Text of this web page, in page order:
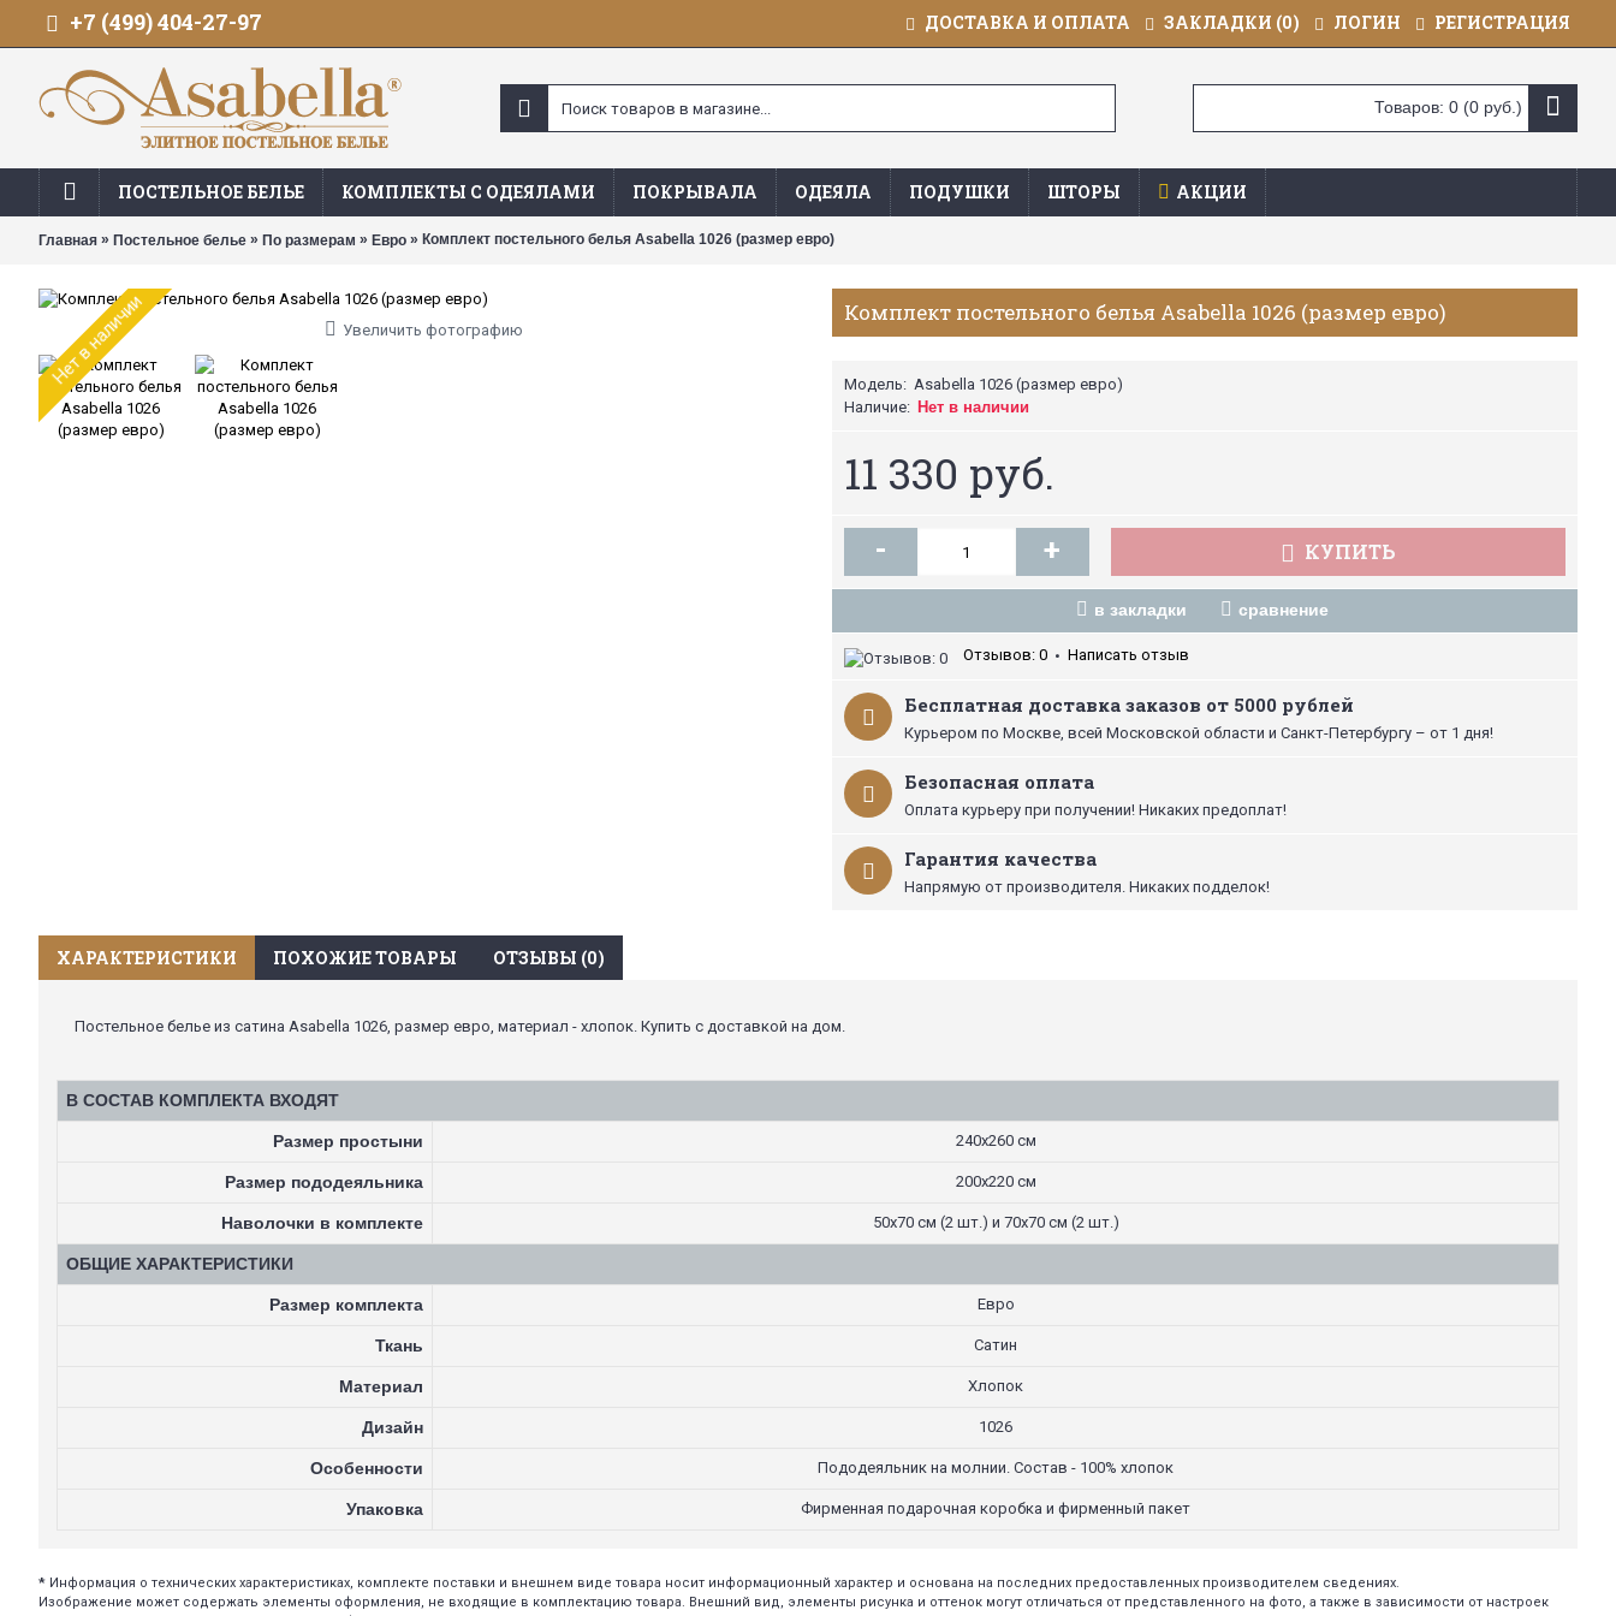
+7 (499) 404-27-97 ДОСТАВКА И ОПЛАТА ЗАКЛАДКИ (0) ЛОГИН РЕГИСТРАЦИЯ
Товаров: 0 (0 руб.)
ПОСТЕЛЬНОЕ БЕЛЬЕ КОМПЛЕКТЫ С ОДЕЯЛАМИ ПОКРЫВАЛА ОДЕЯЛА ПОДУШКИ ШТОРЫ АКЦИИ
Главная » Постельное белье » По размерам » Евро » Комплект постельного белья Asabella 1026 (размер евро)
Нет в наличии Увеличить фотографию
Комплект постельного белья Asabella 1026 (размер евро)
Модель: Asabella 1026 (размер евро)
Наличие: Нет в наличии
11 330 руб.
- + КУПИТЬ
в закладки сравнение
Отзывов: 0 • Написать отзыв
Бесплатная доставка заказов от 5000 рублей
Курьером по Москве, всей Московской области и Санкт-Петербургу – от 1 дня!
Безопасная оплата
Оплата курьеру при получении! Никаких предоплат!
Гарантия качества
Напрямую от производителя. Никаких подделок!
ХАРАКТЕРИСТИКИ ПОХОЖИЕ ТОВАРЫ ОТЗЫВЫ (0)
Постельное белье из сатина Asabella 1026, размер евро, материал - хлопок. Купить с доставкой на дом.
В СОСТАВ КОМПЛЕКТА ВХОДЯТ
Размер простыни 240х260 см
Размер пододеяльника 200х220 см
Наволочки в комплекте 50х70 см (2 шт.) и 70х70 см (2 шт.)
ОБЩИЕ ХАРАКТЕРИСТИКИ
Размер комплекта Евро
Ткань Сатин
Материал Хлопок
Дизайн 1026
Особенности Пододеяльник на молнии. Состав - 100% хлопок
Упаковка Фирменная подарочная коробка и фирменный пакет
* Информация о технических характеристиках, комплекте поставки и внешнем виде товара носит информационный характер и основана на последних предоставленных производителем сведениях.
Изображение может содержать элементы оформления, не входящие в комплектацию товара. Внешний вид, элементы рисунка и оттенок могут отличаться от представленного на фото, а также в зависимости от настроек